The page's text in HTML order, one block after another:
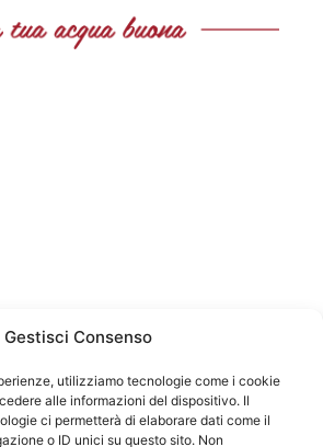
Gestisci Consenso
utilizziamo tecnologie come i cookie
alle informazioni del dispositivo. Il
ci permetterà di elaborare dati come il
o ID unici su questo sito. Non
Via Macallè 70, Seregno (MB)